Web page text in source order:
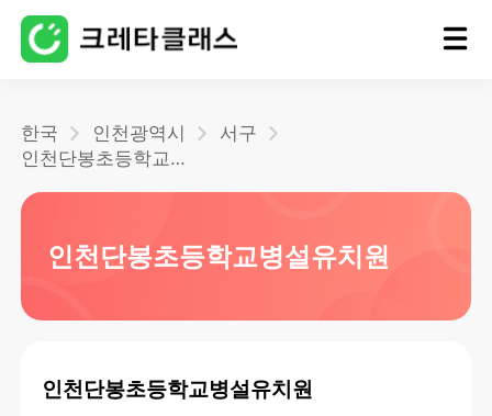
블로그
한국 인천광역시
서구
인천단봉초등학교병설유치원
인천단봉초등학교병설유치원
인천단봉초등학교병설유치원